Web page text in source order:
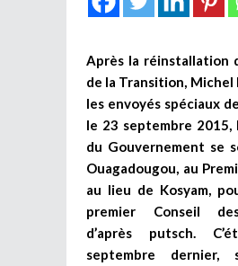
Après la réinstallation
de la Transition, Michel
les envoyés spéciaux
le 23 septembre 2015,
du Gouvernement se
Ouagadougou, au
au lieu de Kosyam,
premier Conseil
d’après putsch.
septembre dernier,